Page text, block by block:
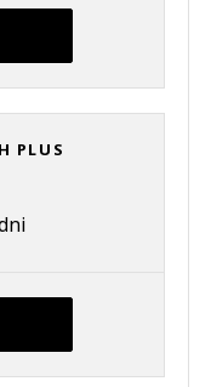
PLUS